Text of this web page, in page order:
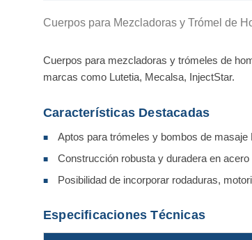
Cuerpos para Mezcladoras y Trómel de
Cuerpos para mezcladoras y trómeles de
marcas como Lutetia, Mecalsa, InjectStar.
Características Destacadas
■ Aptos para trómeles y bombos de
■ Construcción robusta y duradera en acero
■ Posibilidad de incorporar rodaduras,
Especificaciones Técnicas